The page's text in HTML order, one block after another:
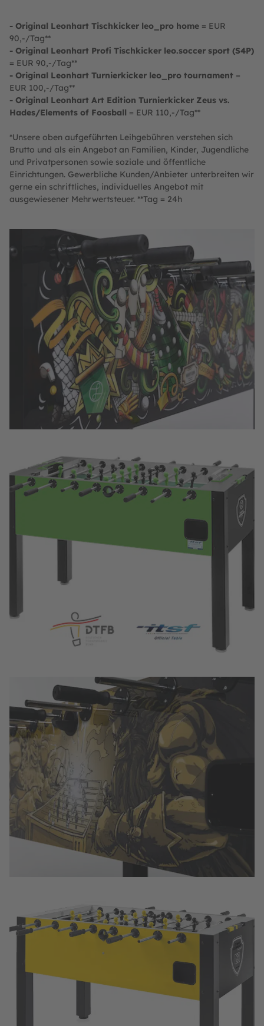
- Original Leonhart Tischkicker leo_pro home = EUR
90,-/Tag**
- Original Leonhart Profi Tischkicker leo.soccer sport (S4P)
= EUR 90,-/Tag**
- Original Leonhart Turnierkicker leo_pro tournament =
EUR 100,-/Tag**
- Original Leonhart Art Edition Turnierkicker Zeus vs.
Hades/Elements of Foosball = EUR 110,-/Tag**
*Unsere oben aufgeführten Leihgebühren verstehen sich
Brutto und als ein Angebot an Familien, Kinder, Jugendliche
und Privatpersonen sowie soziale und öffentliche
Einrichtungen. Gewerbliche Kunden/Anbieter unterbreiten wir
gerne ein schriftliches, individuelles Angebot mit
ausgewiesener Mehrwertsteuer. **Tag = 24h